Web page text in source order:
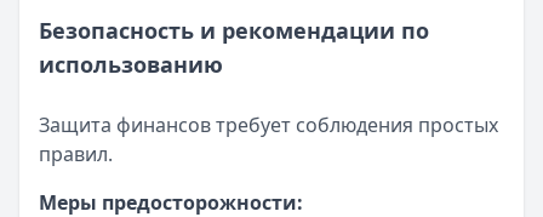
Безопасность и рекомендации по
использованию
Защита финансов требует соблюдения простых
правил.
Меры предосторожности: